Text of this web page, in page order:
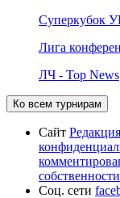
Суперкубок
Лига
ЛЧ - Top News
Ко всем турнирам
Сайт Редакция
собственности
Соц. сети